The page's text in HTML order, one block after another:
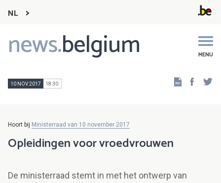
NL
news.belgium MENU
Main
navigation
10 NOV 2017 18:30
Hoort bij Ministerraad van 10 november 2017
Opleidingen voor vroedvrouwen
De ministerraad stemt in met het ontwerp van